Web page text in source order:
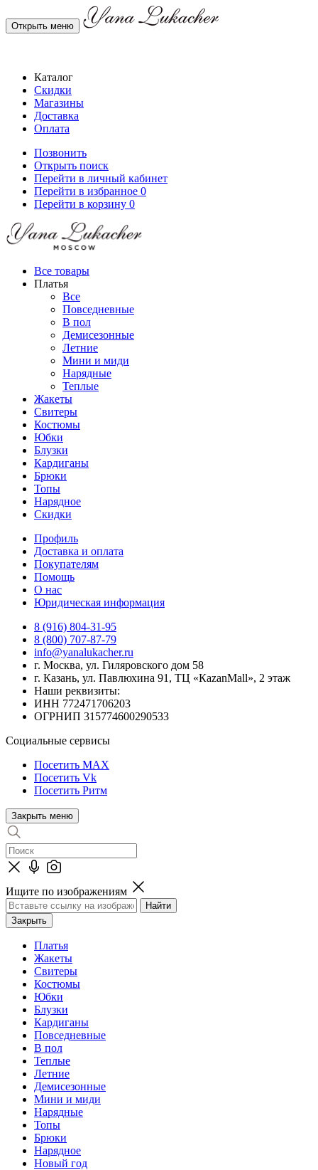
Открыть меню
Каталог
Скидки
Магазины
Доставка
Оплата
Позвонить
Открыть поиск
Перейти в личный кабинет
Перейти в избранное 0
Перейти в корзину 0
Все товары
Платья
Все
Повседневные
В пол
Демисезонные
Летние
Мини и миди
Нарядные
Теплые
Жакеты
Свитеры
Костюмы
Юбки
Блузки
Кардиганы
Брюки
Топы
Нарядное
Скидки
Профиль
Доставка и оплата
Покупателям
Помощь
О нас
Юридическая информация
8 (916) 804-31-95
8 (800) 707-87-79
info@yanalukacher.ru
г. Москва, ул. Гиляровского дом 58
г. Казань, ул. Павлюхина 91, ТЦ «КazanMall», 2 этаж
Наши реквизиты:
ИНН 772471706203
ОГРНИП 315774600290533
Социальные сервисы
Посетить MAX
Посетить Vk
Посетить Ритм
Закрыть меню
Ищите по изображениям
Закрыть
Платья
Жакеты
Свитеры
Костюмы
Юбки
Блузки
Кардиганы
Повседневные
В пол
Теплые
Летние
Демисезонные
Мини и миди
Нарядные
Топы
Брюки
Нарядное
Новый год